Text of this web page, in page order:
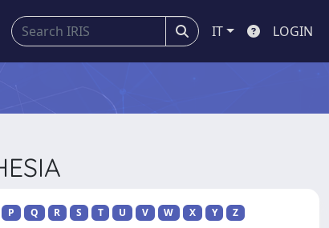
IT LOGIN
P Q R S T U V W X Y Z